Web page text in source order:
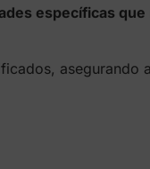
específicas que
asegurando